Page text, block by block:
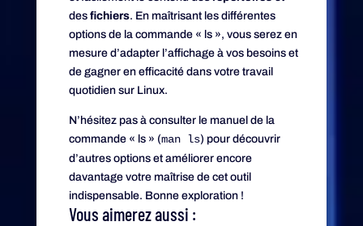
des fichiers. En maîtrisant les différentes
options de la commande « ls », vous serez en
mesure d’adapter l’affichage à vos besoins et
de gagner en efficacité dans votre travail
quotidien sur Linux.
N’hésitez pas à consulter le manuel de la
commande « ls » (man ls) pour découvrir
d’autres options et améliorer encore
davantage votre maîtrise de cet outil
indispensable. Bonne exploration !
Vous aimerez aussi :